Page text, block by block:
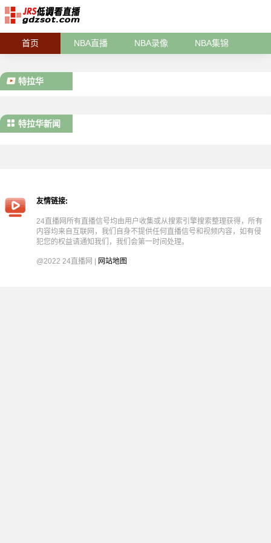
首页 NBA直播 NBA录像 NBA集锦
特拉华
特拉华新闻
友情链接:
24直播网所有直播信号均由用户收集或从搜索引擎搜索整理获得，所有
内容均来自互联网，我们自身不提供任何直播信号和视频内容，如有侵
犯您的权益请通知我们，我们会第一时间处理。
@2022 24直播网 | 网站地图